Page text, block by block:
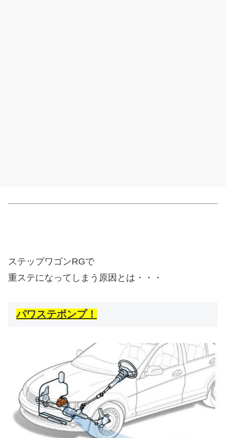
ステップワゴンRGで
重ステになってしまう原因とは・・・
パワステポンプ！